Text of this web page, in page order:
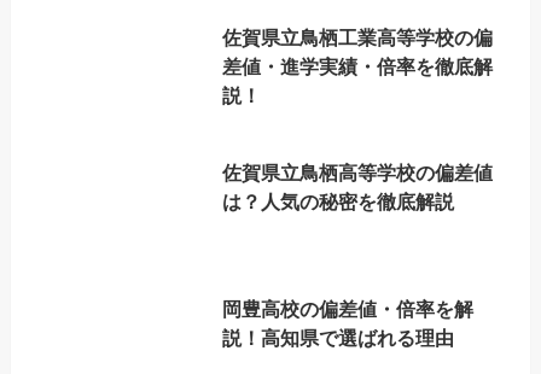
佐賀県立鳥栖工業高等学校の偏
差値・進学実績・倍率を徹底解
説！
佐賀県立鳥栖高等学校の偏差値
は？人気の秘密を徹底解説
岡豊高校の偏差値・倍率を解
説！高知県で選ばれる理由